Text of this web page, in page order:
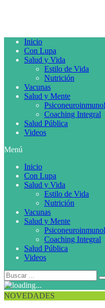
Inicio
Con Lupa
Salud y Vida
Estilo de Vida
Nutrición
Vacunas
Salud y Mente
Coaching Integral
Salud Pública
Videos
Menú
Inicio
Con Lupa
Salud y Vida
Estilo de Vida
Nutrición
Vacunas
Salud y Mente
Coaching Integral
Salud Pública
Videos
NOVEDADES